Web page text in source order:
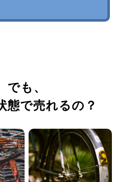
でも、
態で売れるの？